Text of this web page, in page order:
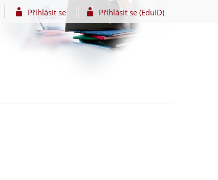
Přihlásit se Přihlásit se (EduID)